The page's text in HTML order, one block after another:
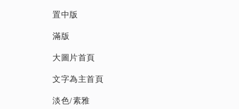
置中版
滿版
大圖片首頁
文字為主首頁
淡色/素雅